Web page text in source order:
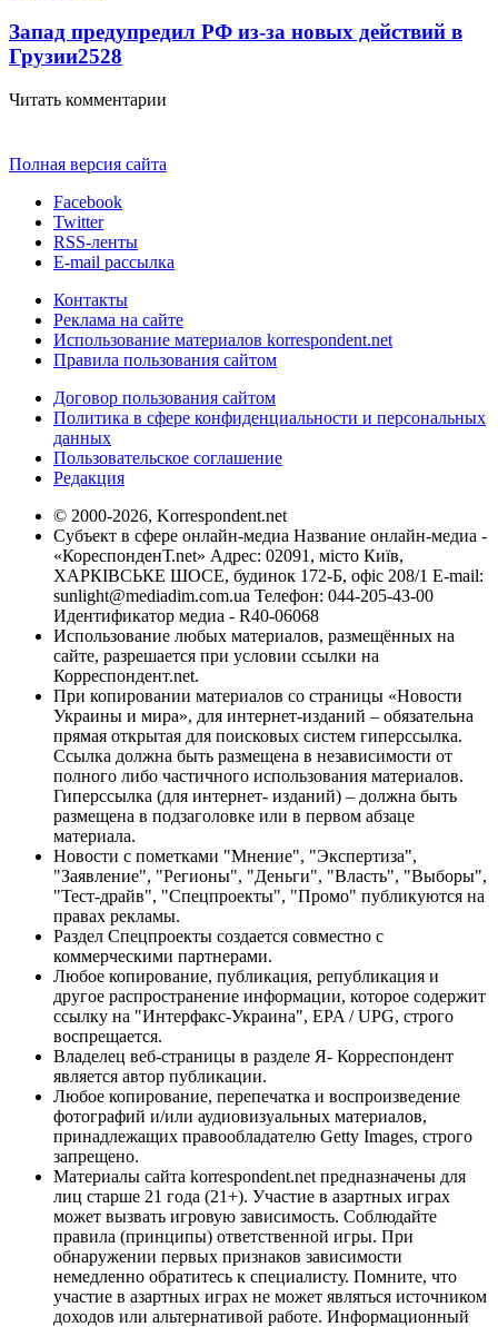
Запад предупредил РФ из-за новых действий в
Грузии2528
Читать комментарии
Полная версия сайта
Facebook
Twitter
RSS-ленты
E-mail рассылка
Контакты
Реклама на сайте
Использование материалов korrespondent.net
Правила пользования сайтом
Договор пользования сайтом
Политика в сфере конфиденциальности и персональных
данных
Пользовательское соглашение
Редакция
© 2000-2026, Korrespondent.net
Субъект в сфере онлайн-медиа Название онлайн-медиа -
«КореспонденТ.net» Адрес: 02091, місто Київ,
ХАРКІВСЬКЕ ШОСЕ, будинок 172-Б, офіс 208/1 E-mail:
sunlight@mediadim.com.ua Телефон: 044-205-43-00
Идентификатор медиа - R40-06068
Использование любых материалов, размещённых на
сайте, разрешается при условии ссылки на
Корреспондент.net.
При копировании материалов со страницы «Новости
Украины и мира», для интернет-изданий – обязательна
прямая открытая для поисковых систем гиперссылка.
Ссылка должна быть размещена в независимости от
полного либо частичного использования материалов.
Гиперссылка (для интернет- изданий) – должна быть
размещена в подзаголовке или в первом абзаце
материала.
Новости с пометками "Мнение", "Экспертиза",
"Заявление", "Регионы", "Деньги", "Власть", "Выборы",
"Тест-драйв", "Спецпроекты", "Промо" публикуются на
правах рекламы.
Раздел Спецпроекты создается совместно с
коммерческими партнерами.
Любое копирование, публикация, републикация и
другое распространение информации, которое содержит
ссылку на "Интерфакс-Украина", EPA / UPG, строго
воспрещается.
Владелец веб-страницы в разделе Я- Корреспондент
является автор публикации.
Любое копирование, перепечатка и воспроизведение
фотографий и/или аудиовизуальных материалов,
принадлежащих правообладателю Getty Images, строго
запрещено.
Материалы сайта korrespondent.net предназначены для
лиц старше 21 года (21+). Участие в азартных играх
может вызвать игровую зависимость. Соблюдайте
правила (принципы) ответственной игры. При
обнаружении первых признаков зависимости
немедленно обратитесь к специалисту. Помните, что
участие в азартных играх не может являться источником
доходов или альтернативой работе. Информационный